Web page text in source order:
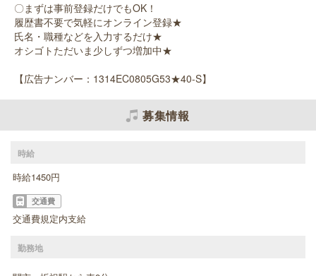
〇まずは事前登録だけでもOK！
履歴書不要で気軽にオンライン登録★
氏名・職種などを入力するだけ★
オシゴトただいま少しずつ増加中★
【広告ナンバー：1314EC0805G53★40-S】
募集情報
時給
時給1450円
交通費
交通費規定内支給
勤務地